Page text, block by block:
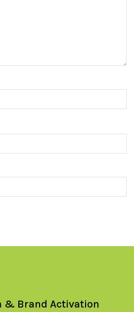
& Brand Activation